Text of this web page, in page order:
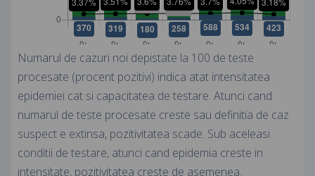
Numarul de cazuri noi depistate la 100 de teste
procesate (procent pozitivi) indica atat intensitatea
epidemiei cat si capacitatea de testare. Atunci cand
numarul de teste procesate creste sau definitia de caz
suspect e extinsa, pozitivitatea scade. Sub aceleasi
conditii de testare, atunci cand epidemia creste in
intensitate, pozitivitatea creste de asemenea.